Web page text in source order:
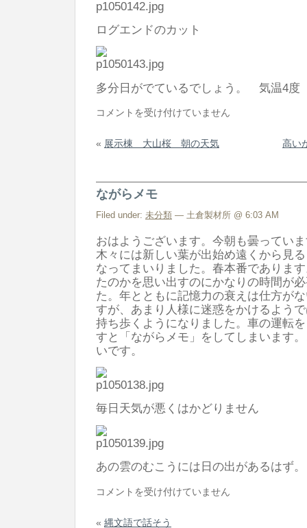
ログエンドのカット
多分日がでているでしょう。 気温4度
高
か
い
い
も
と
は
限
ら
な
い
は
コメントを受け付けていません
« 展示棟 大山桜 朝の天気 高い
ながらメモ
Filed under: 未分類 — 土倉製材所 @ 6:03 AM
おはようございます。今朝も曇ってい
木々には新しい葉が出始め遠くから見
なってまいりました。春本番でありま
たのかを思い出すのにかなりの時間が
た。年とともに記憶力の衰えは仕方が
すが、あまり人様に迷惑をかけるよう
持ち歩くようになりました。車の運転
すと「ながらメモ」をしてしまいます
いです。
毎日天気が悪くはかどりません
あの雲のむこうには日の出がある
な
ら
コメントを受け付けていません
« 縄文語で話そう